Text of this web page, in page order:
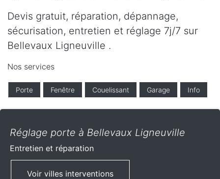
Devis gratuit, réparation, dépannage,
sécurisation, entretien et réglage 7j/7 sur
Bellevaux Ligneuville .
Nos services
Porte Fenêtre Couelissant Garage Info
Réglage porte à Bellevaux Ligneuville
Entretien et réparation
Voir villes interventions